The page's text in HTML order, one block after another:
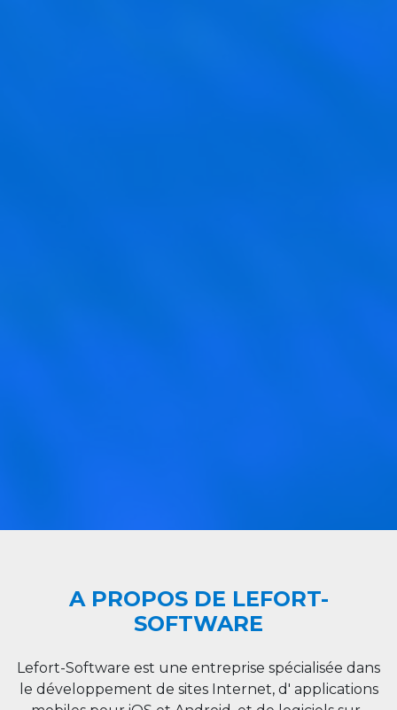
A PROPOS DE LEFORT-
SOFTWARE
Lefort-Software est une entreprise spécialisée dans
le développement de sites Internet, d' applications